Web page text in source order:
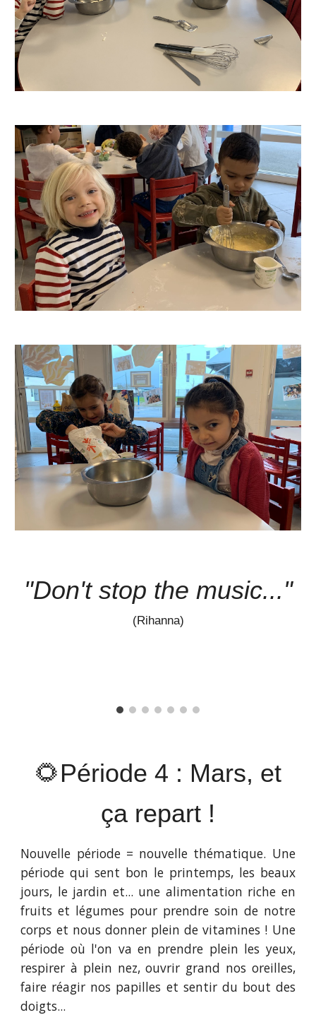
"Don't stop the music..."
(Rihanna)
🌻Période 4 : Mars, et
ça repart !
Nouvelle période = nouvelle thématique. Une
période qui sent bon le printemps, les beaux
jours, le jardin et... une alimentation riche en
fruits et légumes pour prendre soin de notre
corps et nous donner plein de vitamines ! Une
période où l'on va en prendre plein les yeux,
respirer à plein nez, ouvrir grand nos oreilles,
faire réagir nos papilles et sentir du bout des
doigts...